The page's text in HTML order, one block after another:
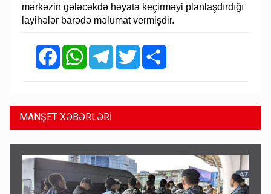
mərkəzin gələcəkdə həyata keçirməyi planlaşdırdığı
layihələr barədə məlumat vermişdir.
FacebookWhatsAppTelegramTwitter
MANŞET XƏBƏRLƏRİ